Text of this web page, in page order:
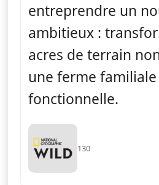
entreprendre un
ambitieux :
acres de terrain
une ferme
fonctionnelle.
130